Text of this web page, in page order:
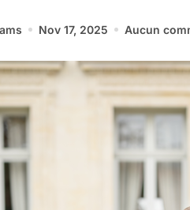
Nov 17, 2025 Aucun